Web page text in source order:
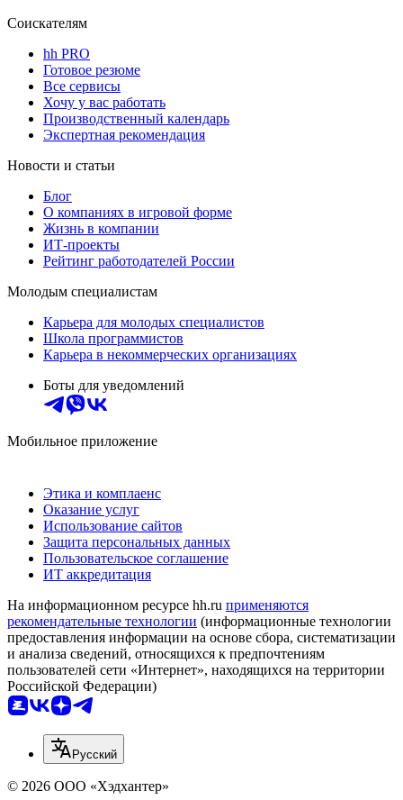
Соискателям
hh PRO
Готовое резюме
Все сервисы
Хочу у вас работать
Производственный календарь
Экспертная рекомендация
Новости и статьи
Блог
О компаниях в игровой форме
Жизнь в компании
ИТ-проекты
Рейтинг работодателей России
Молодым специалистам
Карьера для молодых специалистов
Школа программистов
Карьера в некоммерческих организациях
Боты для уведомлений
Мобильное приложение
Этика и комплаенс
Оказание услуг
Использование сайтов
Защита персональных данных
Пользовательское соглашение
ИТ аккредитация
На информационном ресурсе hh.ru применяются
рекомендательные технологии (информационные технологии
предоставления информации на основе сбора, систематизации
и анализа сведений, относящихся к предпочтениям
пользователей сети «Интернет», находящихся на территории
Российской Федерации)
Русский
© 2026 ООО «Хэдхантер»